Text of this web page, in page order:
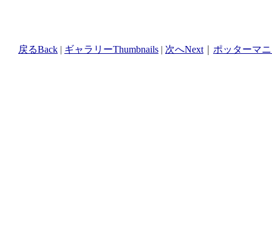
戻るBack | ギャラリーThumbnails | 次へNext ポッターマ